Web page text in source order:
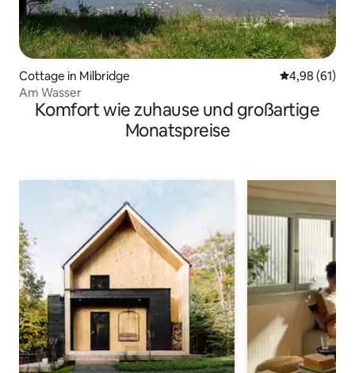
Cottage in Milbridge
4,98 (61)
Am Wasser
Komfort wie zuhause und großartige
Monatspreise